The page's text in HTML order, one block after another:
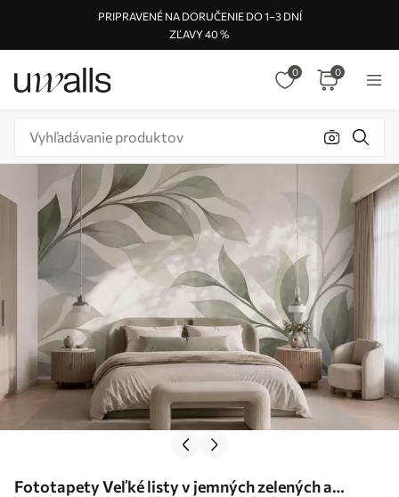
PRIPRAVENÉ NA DORUČENIE DO 1–3 DNÍ
ZĽAVY 40 %
0 0
Fototapety Veľké listy v jemných zelených a